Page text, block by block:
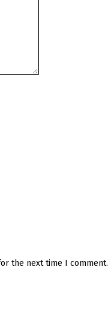
the next time I comment.